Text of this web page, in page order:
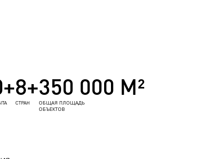
8+
СТРАН
350 000 М²
ОБЩАЯ ПЛОЩАДЬ
ОБЪЕКТОВ